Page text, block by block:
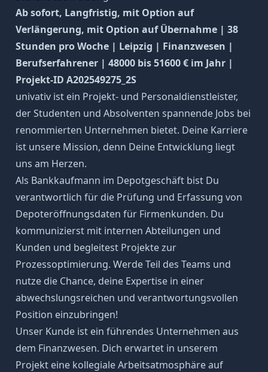
Ab sofort, Langfristig, mit Option auf
Verlängerung, mit Option auf Übernahme | 38
Stunden pro Woche | Leipzig | Finanzwesen |
Berufserfahrener | 48000 bis 51600 € im Jahr |
Projekt-ID A202549275_2S
univativ ist ein Projekt- und Personaldienstleister,
der Studenten und Absolventen spannende Jobs bei
renommierten Unternehmen bietet. Deine Karriere
ist unsere Mission, denn Deine Entwicklung liegt
uns am Herzen.
Als Bankkaufmann im Depotgeschäft bist Du
verantwortlich für die Prüfung und Erfassung von
Depoteröffnungsdaten für Firmenkunden. Du
kommunizierst mit internen Abteilungen und
Kunden und begleitest Projekte zur
Prozessoptimierung. Werde Teil des Teams und
nutze die Chance, deine Expertise in einer
abwechslungsreichen und verantwortungsvollen
Position einzubringen!
Unser Kunde ist ein führendes Unternehmen aus
dem Finanzwesen. Dich erwartet in unserem
Projekt eine kollegiale Arbeitsatmosphäre auf